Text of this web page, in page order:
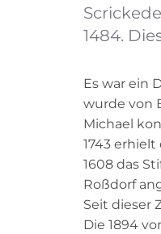
1484.
Es war ein
wurde von
Michael
1743
1608 das
Roßdorf
Seit dieser
Die 1894